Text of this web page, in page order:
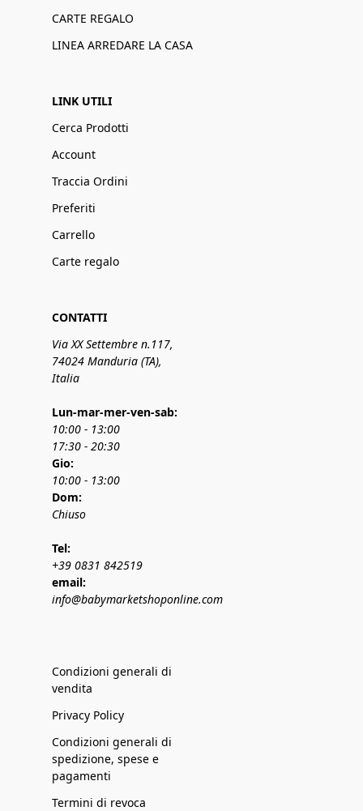
CARTE REGALO
LINEA ARREDARE LA CASA
LINK UTILI
Cerca Prodotti
Account
Traccia Ordini
Preferiti
Carrello
Carte regalo
CONTATTI
Via XX Settembre n.117,
74024 Manduria (TA),
Italia
Lun-mar-mer-ven-sab:
10:00 - 13:00
17:30 - 20:30
Gio:
10:00 - 13:00
Dom:
Chiuso
Tel:
+39 0831 842519
email:
info@babymarketshoponline.com
Condizioni generali di
vendita
Privacy Policy
Condizioni generali di
spedizione, spese e
pagamenti
Termini di revoca